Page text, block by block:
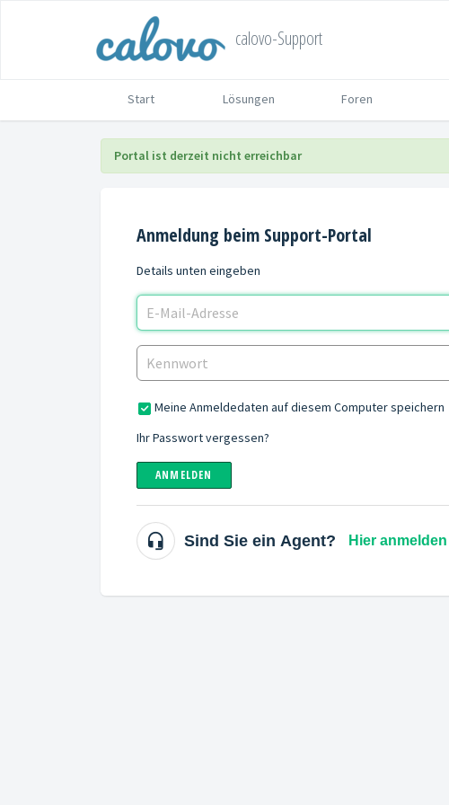
calovo-Support
Start Lösungen Foren
Portal ist derzeit nicht erreichbar
Anmeldung beim Support-Portal
Details unten eingeben
Meine Anmeldedaten auf diesem Computer speichern
Ihr Passwort vergessen?
ANMELDEN
Sind Sie ein Agent? Hier anmelden